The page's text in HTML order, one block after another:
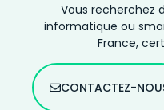
Vous recherchez
informatique ou
France,
CONTACTEZ-